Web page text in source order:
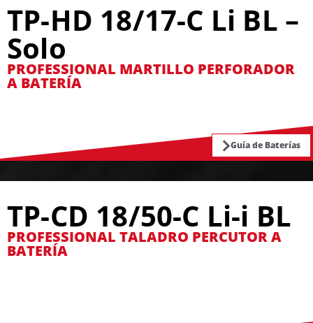
TP-HD 18/17-C Li BL –
Solo
PROFESSIONAL MARTILLO PERFORADOR
A BATERÍA
Guía de Baterías
TP-CD 18/50-C Li-i BL
PROFESSIONAL TALADRO PERCUTOR A
BATERÍA